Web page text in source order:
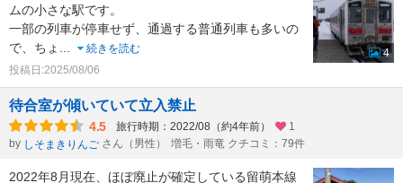
ムの小さな駅です。
一部の列車が停車せず、通過する普通列車も多いの
で、ちょ ...
続きを読む
投稿日:2025/08/06
4
待合室が傾いていて立入禁止
4.5 旅行時期：2022/08（約4年前）
1
by しそまきりんご さん（男性） 増毛・雨竜 クチコミ：79件
2022年8月現在、ほぼ廃止が確定している留萌本線